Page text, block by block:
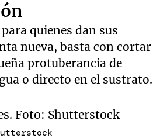
quienes dan sus
nueva, basta con cortar
protuberancia de
o directo en el sustrato.